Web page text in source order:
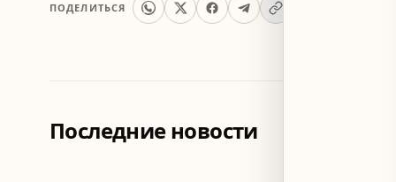
ПОДЕЛИТЬСЯ
Последние новости